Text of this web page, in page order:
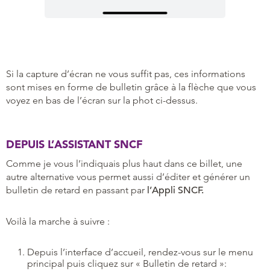
Si la capture d’écran ne vous suffit pas, ces informations
sont mises en forme de bulletin grâce à la flèche que vous
voyez en bas de l’écran sur la phot ci-dessus.
DEPUIS L’ASSISTANT SNCF
Comme je vous l’indiquais plus haut dans ce billet, une
autre alternative vous permet aussi d’éditer et générer un
bulletin de retard en passant par l’Appli SNCF.
Voilà la marche à suivre :
Depuis l’interface d’accueil, rendez-vous sur le menu
principal puis cliquez sur « Bulletin de retard »: